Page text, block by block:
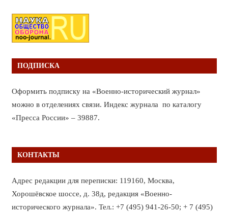
ПОДПИСКА
Оформить подписку на «Военно-исторический журнал»
можно в отделениях связи. Индекс журнала по каталогу
«Пресса России» – 39887.
КОНТАКТЫ
Адрес редакции для переписки: 119160, Москва,
Хорошёвское шоссе, д. 38д, редакция «Военно-
исторического журнала». Тел.: +7 (495) 941-26-50; + 7 (495)